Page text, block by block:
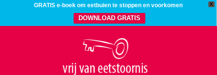
X
GRATIS e-boek om eetbuien te stoppen en voorkomen
DOWNLOAD GRATIS